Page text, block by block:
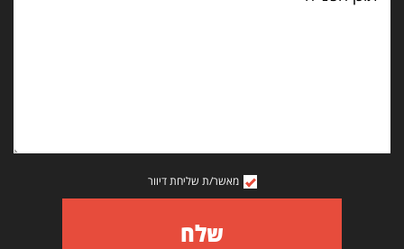
מאשר/ת שליחת דיוור
שלח